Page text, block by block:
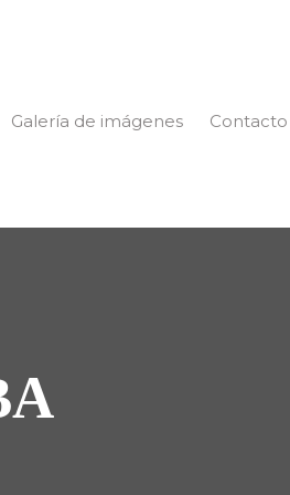
Galería de imágenes Contacto